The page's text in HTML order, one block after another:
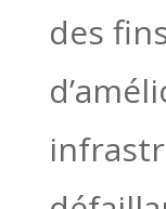
des